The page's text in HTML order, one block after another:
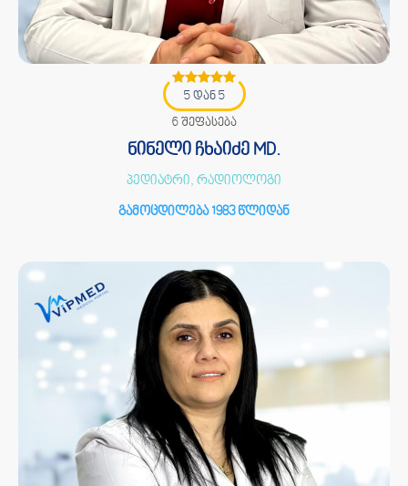
5 დან 5
6 შეფასება
ნინელი ჩხაიძე MD.
პედიატრი, რადიოლოგი
გამოცდილება 1983 წლიდან